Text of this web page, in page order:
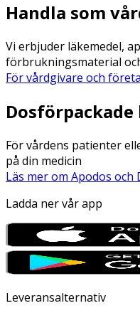
Handla som
Vi erbjuder läkemedel,
förbrukningsmaterial
För vårdgivare och
För vårdens patienter
på din medicin
Läs mer om Apodos och
Ladda ner vår app
Leveransalternativ